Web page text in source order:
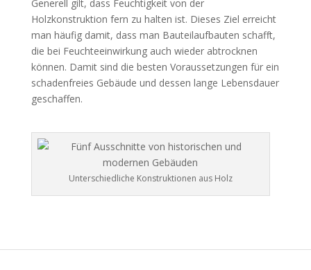
Generell gilt, dass Feuchtigkeit von der
Holzkonstruktion fern zu halten ist. Dieses Ziel erreicht
man häufig damit, dass man Bauteilaufbauten schafft,
die bei Feuchteeinwirkung auch wieder abtrocknen
können. Damit sind die besten Voraussetzungen für ein
schadenfreies Gebäude und dessen lange Lebensdauer
geschaffen.
Unterschiedliche Konstruktionen aus Holz